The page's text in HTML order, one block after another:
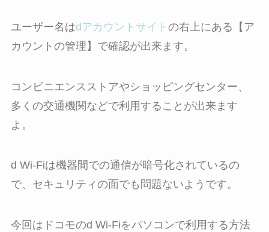
ユーザー名はdアカウントサイト の右上にある【ア
カウントの管理】で確認が出来ます。
コンビニエンスストアやショッピングセンター、
多くの交通機関などで利用することが出来ます
よ。
d Wi-Fiは機器間での通信が暗号化されているの
で、セキュリティの面でも問題ないようです。
今回はドコモのd Wi-Fiをパソコンで利用する方法